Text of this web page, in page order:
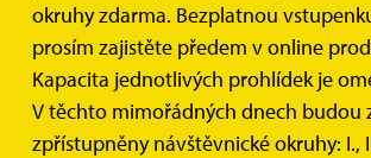
okruhy zdarma. Bezplatnou
prosím zajistěte předem v online
Kapacita jednotlivých prohlídek je
V těchto mimořádných dnech budou
zpřístupněny návštěvnické okruhy: I.,
Synagoga v Březnici
Synagoga v Březnici je od června do
úterý do neděle.